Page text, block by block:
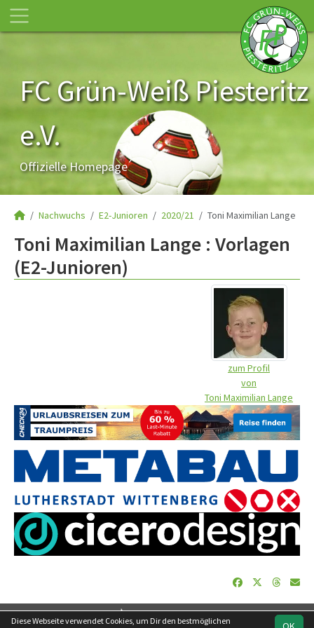
FC Grün-Weiß Piesteritz
e.V.
Offizielle Homepage
Nachwuchs E2-Junioren 2020/21 Toni Maximilian Lange
Toni Maximilian Lange : Vorlagen
(E2-Junioren)
zum Profil
von
Toni Maximilian Lange
soccero.de
Diese Webseite verwendet Cookies, um Dir den bestmöglichen